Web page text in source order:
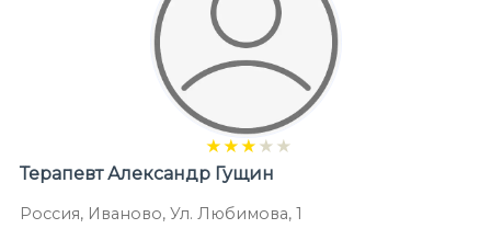
★★★ ★ ★
Терапевт Александр Гущин
Россия, Иваново, Ул. Любимова, 1